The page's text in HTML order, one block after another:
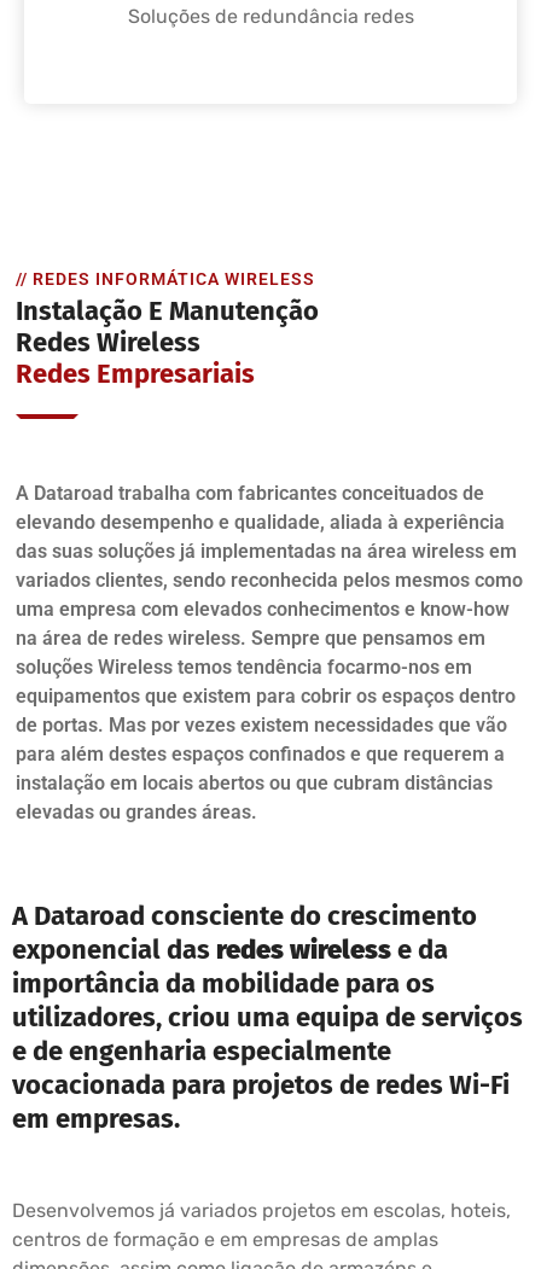
Soluções de redundância redes
// REDES INFORMÁTICA WIRELESS
Instalação E Manutenção
Redes Wireless
Redes Empresariais
A Dataroad trabalha com fabricantes conceituados de
elevando desempenho e qualidade, aliada à experiência
das suas soluções já implementadas na área wireless em
variados clientes, sendo reconhecida pelos mesmos como
uma empresa com elevados conhecimentos e know-how
na área de redes wireless. Sempre que pensamos em
soluções Wireless temos tendência focarmo-nos em
equipamentos que existem para cobrir os espaços dentro
de portas. Mas por vezes existem necessidades que vão
para além destes espaços confinados e que requerem a
instalação em locais abertos ou que cubram distâncias
elevadas ou grandes áreas.
A Dataroad consciente do crescimento
exponencial das redes wirelesse da
importância da mobilidade para os
utilizadores, criou uma equipa de serviços
e de engenharia especialmente
vocacionada para projetos de redes Wi-Fi
em empresas.
Desenvolvemos já variados projetos em escolas, hoteis,
centros de formação e em empresas de amplas